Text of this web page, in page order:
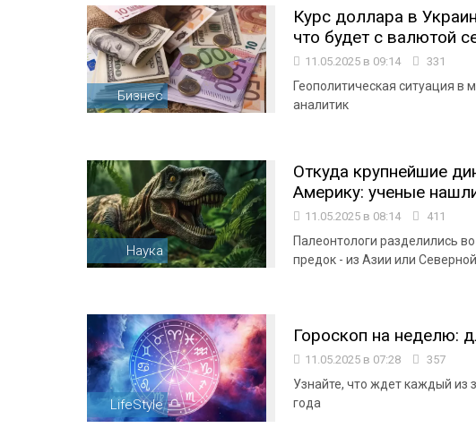
Бизнес
Курс доллара в
что будет с валютой
11.05.2025 в 09:14 331
Геополитическая ситуация в
аналитик
Наука
Откуда крупнейшие
Америку: ученые
11.05.2025 в 08:14 411
Палеонтологи разделились
предок - из Азии или
LifeStyle
Гороскоп на неделю:
11.05.2025 в 07:28 357
Узнайте, что ждет каждый из
года